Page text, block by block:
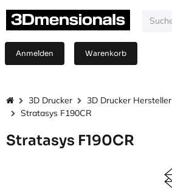
Anmelden Warenkorb
3D Drucker 3D Drucker Hersteller
Stratasys F190CR
Stratasys F190CR